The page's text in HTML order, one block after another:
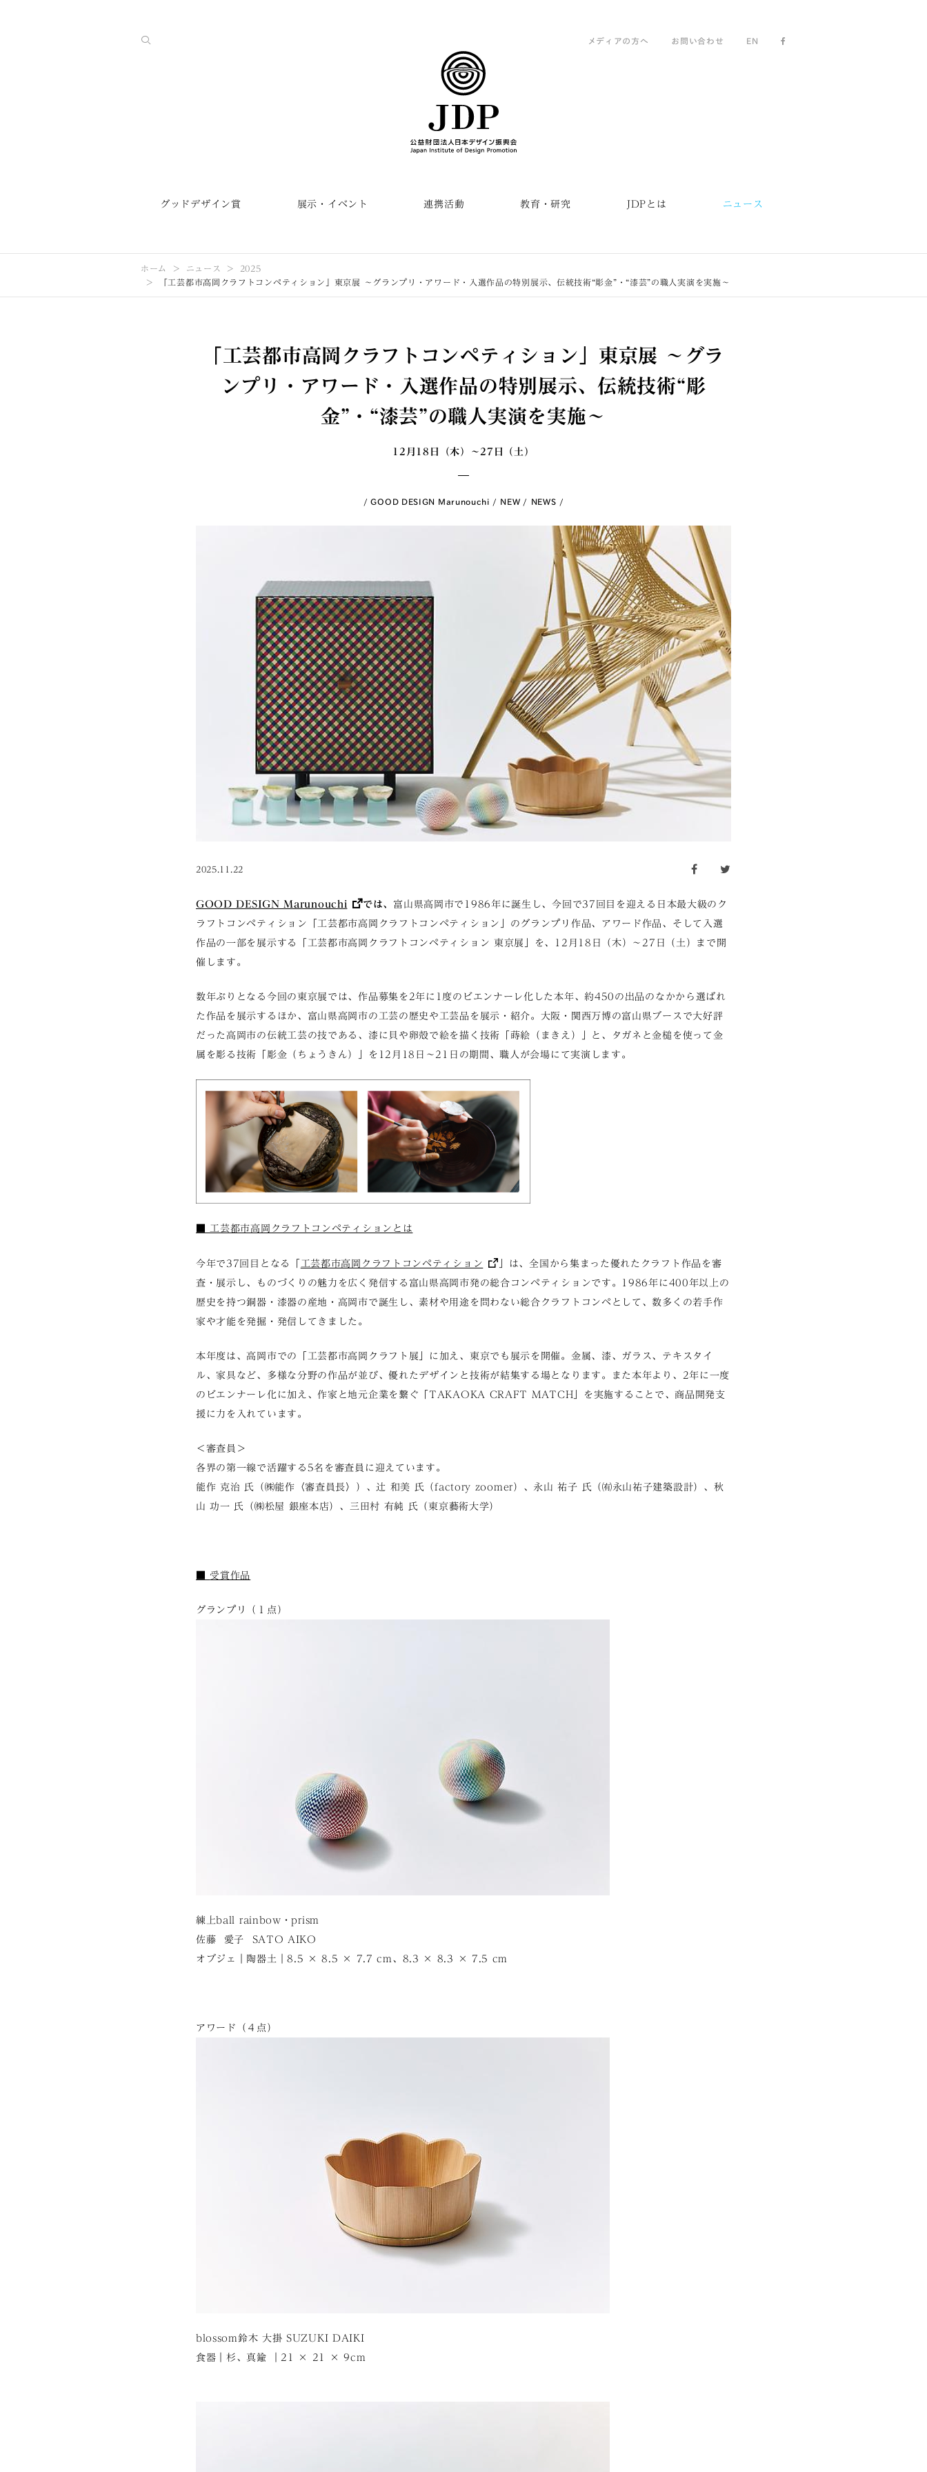
メディアの方へ お問い合わせ EN
グッドデザイン賞 展示・イベント 連携活動 教育・研究 JDPとは ニュース
ホーム ニュース
2025
「工芸都市高岡クラフトコンペティション」東京展 〜グランプリ・アワード・入選作品の特別展示、伝統技術“彫金”・“漆芸”の職人実演を実施〜
「工芸都市高岡クラフトコンペティション」東京展 〜グラ
ンプリ・アワード・入選作品の特別展示、伝統技術“彫
金”・“漆芸”の職人実演を実施〜
12月18日（木）〜27日（土）
GOOD DESIGN Marunouchi NEW NEWS
2025.11.22 facebook
GOOD DESIGN Marunouchi では、 富山県高岡市で1986年に誕生し、今回で37回目を迎える日本最大級のク
ラフトコンペティション「工芸都市高岡クラフトコンペティション」のグランプリ作品、アワード作品、そして入選
作品の一部を展示する「工芸都市高岡クラフトコンペティション 東京展」を、12月18日（木）〜27日（土）まで開
催します。
数年ぶりとなる今回の東京展では、作品募集を2年に1度のビエンナーレ化した本年、約450の出品のなかから選ばれ
た作品を展示するほか、富山県高岡市の工芸の歴史や工芸品を展示・紹介。大阪・関西万博の富山県ブースで大好評
だった高岡市の伝統工芸の技である、漆に貝や卵殻で絵を描く技術「蒔絵（まきえ）」と、タガネと金槌を使って金
属を彫る技術「彫金（ちょうきん）」を12月18日〜21日の期間、職人が会場にて実演します。
■ 工芸都市高岡クラフトコンペティションとは
今年で37回目となる「 工芸都市高岡クラフトコンペティション
」は、全国から集まった優れたクラフト作品を審
査・展示し、ものづくりの魅力を広く発信する富山県高岡市発の総合コンペティションです。1986年に400年以上の
歴史を持つ銅器・漆器の産地・高岡市で誕生し、素材や用途を問わない総合クラフトコンペとして、数多くの若手作
家や才能を発掘・発信してきました。
本年度は、高岡市での「工芸都市高岡クラフト展」に加え、東京でも展示を開催。金属、漆、ガラス、テキスタイ
ル、家具など、多様な分野の作品が並び、優れたデザインと技術が結集する場となります。また本年より、2年に一度
のビエンナーレ化に加え、作家と地元企業を繋ぐ「TAKAOKA CRAFT MATCH」を実施することで、商品開発支
援に力を入れています。
＜審査員＞
各界の第一線で活躍する5名を審査員に迎えています。
能作 克治 氏（㈱能作〈審査員長〉）、辻 和美 氏（factory zoomer）、永山 祐子 氏（㈲永山祐子建築設計）、秋
山 功一 氏（㈱松屋 銀座本店）、三田村 有純 氏（東京藝術大学）
受賞作品
グランプリ（１点）
練上ball rainbow・prism
佐藤 愛子 SATO AIKO
オブジェ｜陶器土｜8.5 × 8.5 × 7.7 cm、8.3 × 8.3 × 7.5 cm
アワード（４点）
blossom鈴木 大掛 SUZUKI DAIKI
食器｜杉、真鍮 ｜21 × 21 × 9cm